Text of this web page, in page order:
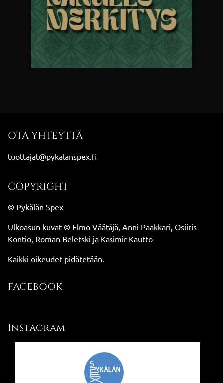
OTA YHTEYTTÄ
tuottajat@pykalanspex.fi
COPYRIGHT
© Pykälän Spex
Ulkoasun kuvat © Elmo Väätäjä, Anni Paakkari, Osiiris
Kontio, Roman Beletski ja Kasimir Kautto
Kaikki oikeudet pidätetään.
FACEBOOK
Instagram